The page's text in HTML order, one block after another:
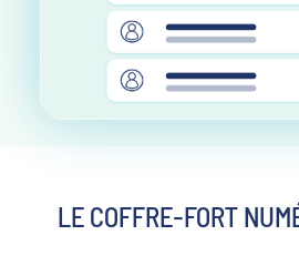
LE COFFRE-FORT